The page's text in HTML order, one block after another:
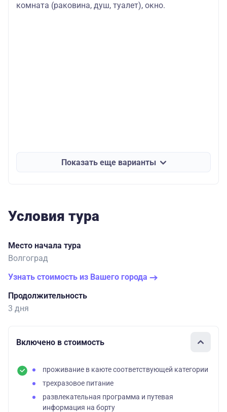
комната (раковина, душ, туалет), окно.
Показать еще варианты
Условия тура
Место начала тура
Волгоград
Узнать стоимость из Вашего города
Продолжительность
3 дня
Включено в стоимость
проживание в каюте соответствующей категории
трехразовое питание
развлекательная программа и путевая
информация на борту